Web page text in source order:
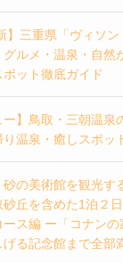
】三重県「ヴィソン
ルメ・温泉・自然
ット徹底ガイド
ー】鳥取・三朝温泉
り温泉・癒しスポッ
砂の美術館を観光す
砂丘を含めた1泊２
ース編 ー「コナン
る記念館まで全部